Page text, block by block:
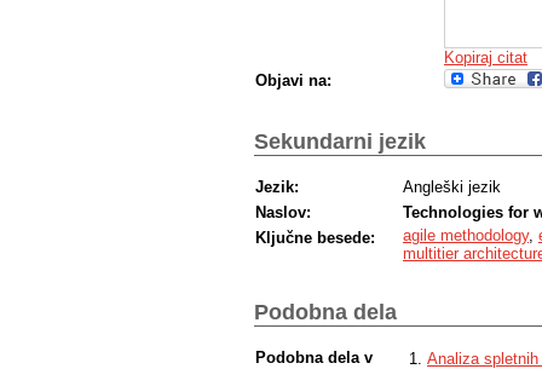
Kopiraj citat
Objavi na:
Sekundarni jezik
Jezik:
Angleški jezik
Naslov:
Technologies for
Ključne besede:
agile methodology,
multitier
Podobna dela
Podobna dela v
Analiza spletnih